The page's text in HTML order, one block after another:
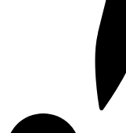
E-Catalog